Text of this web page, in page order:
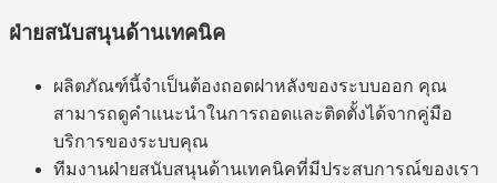
ฝ่ายสนับสนุนด้านเทคนิค
ผลิตภัณฑ์นี้จำเป็นต้องถอดฝาหลังของระบบออก คุณ
สามารถดูคำแนะนำในการถอดและติดตั้งได้จากคู่มือ
บริการของระบบคุณ
ทีมงานฝ่ายสนับสนุนด้านเทคนิคที่มีประสบการณ์ของเรา